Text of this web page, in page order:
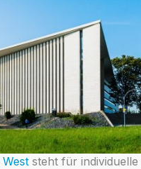
steht für individuelle